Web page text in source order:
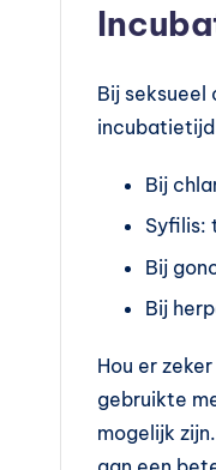
Bij seksueel
incubatietijd
Bij
Syfilis:
Bij
Bij
Hou er
gebruikte
mogelijk